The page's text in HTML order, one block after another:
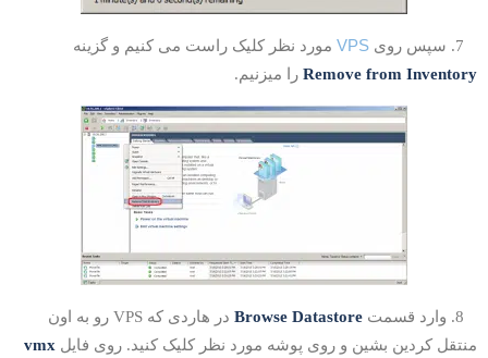
VPSمورد نظر کلیک راست می کنیم و گزینه
Remove from را میزنیم.
Browse Datastore
در هاردی که VPS رو به اون
کردین بشین و روی پوشه مورد نظر کلیک کنید. روی فایل vmx